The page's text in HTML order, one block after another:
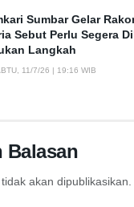
Sumbar Gelar
Sebut Perlu Segera
Langkah
11/7/26 | 19:16 WIB
Balasan
akan dipublikasikan.